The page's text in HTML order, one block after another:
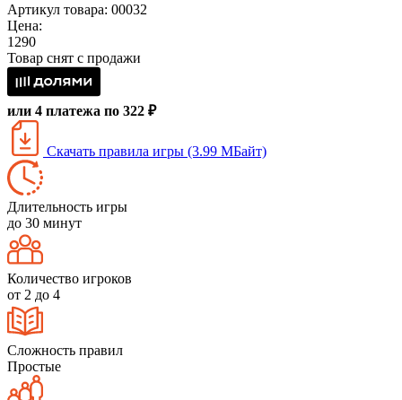
Артикул товара: 00032
Цена:
1290
Товар снят с продажи
или 4 платежа по 322 ₽
Скачать правила игры (3.99 МБайт)
Длительность игры
до 30 минут
Количество игроков
от 2 до 4
Сложность правил
Простые